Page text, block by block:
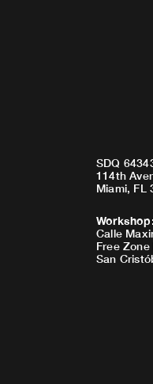
SDQ
114th
Miami, FL
Workshop:
Calle
Free
San